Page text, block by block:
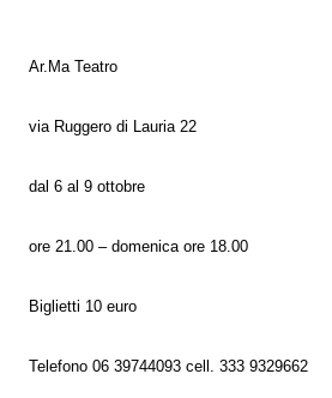
Ar.Ma Teatro
via Ruggero di Lauria 22
dal 6 al 9 ottobre
ore 21.00 – domenica ore 18.00
Biglietti 10 euro
Telefono 06 39744093 cell. 333 9329662